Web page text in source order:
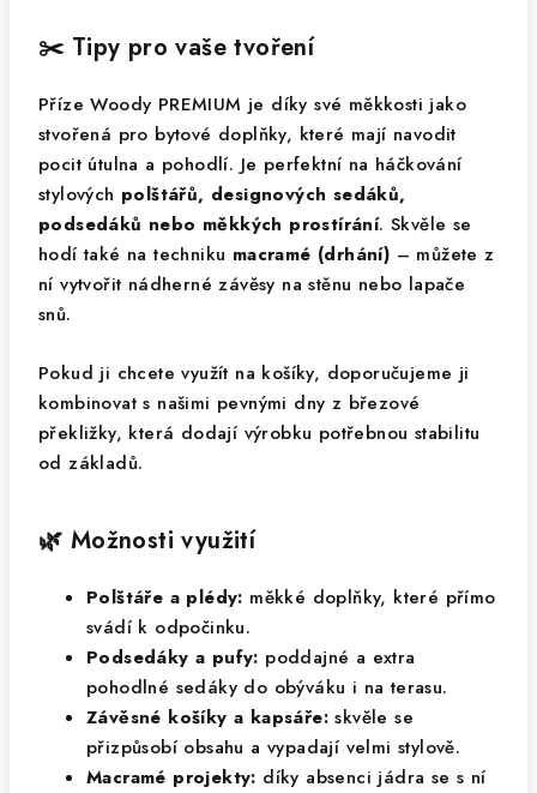
✂️ Tipy pro vaše tvoření
Příze Woody PREMIUM je díky své měkkosti jako
stvořená pro bytové doplňky, které mají navodit
pocit útulna a pohodlí. Je perfektní na háčkování
stylových polštářů, designových sedáků,
podsedáků nebo měkkých prostírání. Skvěle se
hodí také na techniku macramé (drhání) – můžete z
ní vytvořit nádherné závěsy na stěnu nebo lapače
snů.
Pokud ji chcete využít na košíky, doporučujeme ji
kombinovat s našimi pevnými dny z březové
překližky, která dodají výrobku potřebnou stabilitu
od základů.
🌿 Možnosti využití
Polštáře a plédy: měkké doplňky, které přímo
svádí k odpočinku.
Podsedáky a pufy: poddajné a extra
pohodlné sedáky do obýváku i na terasu.
Závěsné košíky a kapsáře: skvěle se
přizpůsobí obsahu a vypadají velmi stylově.
Macramé projekty: díky absenci jádra se s ní